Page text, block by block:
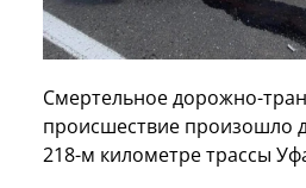
Смертельное дорожно-
происшествие произошло
218-м километре трассы